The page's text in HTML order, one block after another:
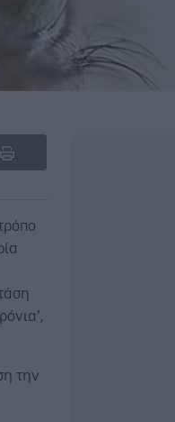
την